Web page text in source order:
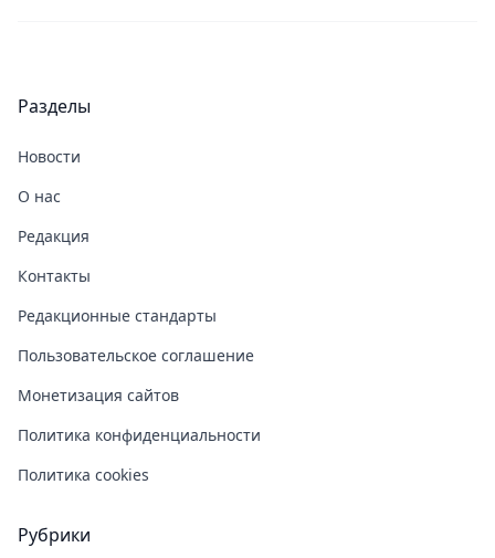
Разделы
Новости
О нас
Редакция
Контакты
Редакционные стандарты
Пользовательское соглашение
Монетизация сайтов
Политика конфиденциальности
Политика cookies
Рубрики